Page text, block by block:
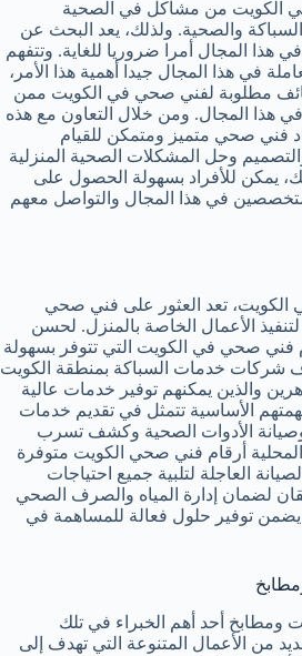
الكويت من مشاكل في الصحية
والصحية. ولذلك، يعد البحث عن
المجال أمرا ضروريا للغاية. وتتفهم
في هذا المجال جيدا أهمية هذا الأمر،
مطلوبة لفني صحي في الكويت ممن
هذا المجال. ومن خلال التعاون مع هذه
فني صحي متميز ومتمكن للقيام
وحل المشكلات الصحية المنزلية
يمكن للأفراد بسهولة الحصول على
في هذا المجال والتواصل معهم
الكويت، تعد العثور على فني صحي
الأعمال الخاصة بالمنزل. لحسن
فني صحي في الكويت التي تتوفر بسهولة
شركات خدمات السباكة بمنطقة الكويت
والذين يمكنهم توفير خدمات عالية
الأساسية تتمثل في تقديم خدمات
الأدوات الصحية وكشف تسرب
المحلية أرقام فني صحي الكويت متوفرة
العاجلة لتلبية جميع احتياجات
لضمان إدارة المياه والصرف الصحي
توفير حلول فعالة للمساهمة في
أحد أهم الخبراء في تلك
من الأعمال المتنوعة التي تهدف إلى